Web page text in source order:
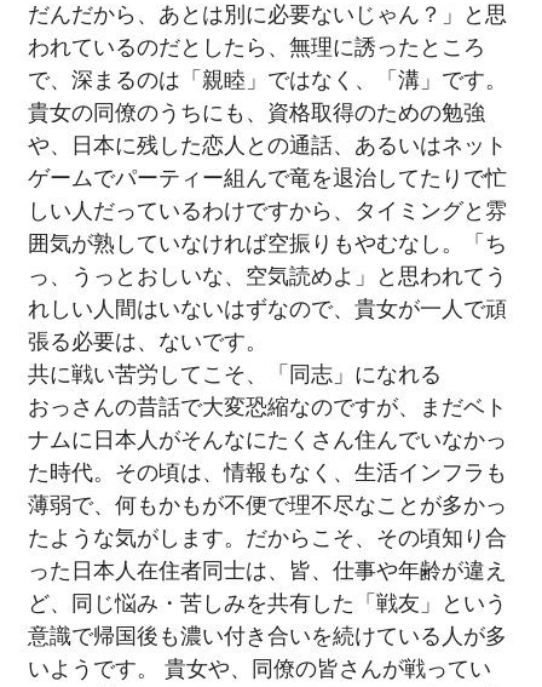
だんだから、あとは別に必要ないじゃん？」と思
われているのだとしたら、無理に誘ったところ
で、深まるのは「親睦」ではなく、「溝」です。
貴女の同僚のうちにも、資格取得のための勉強
や、日本に残した恋人との通話、あるいはネット
ゲームでパーティー組んで竜を退治してたりで忙
しい人だっているわけですから、タイミングと雰
囲気が熟していなければ空振りもやむなし。「ち
っ、うっとおしいな、空気読めよ」と思われてう
れしい人間はいないはずなので、貴女が一人で頑
張る必要は、ないです。
共に戦い苦労してこそ、「同志」になれる
おっさんの昔話で大変恐縮なのですが、まだベト
ナムに日本人がそんなにたくさん住んでいなかっ
た時代。その頃は、情報もなく、生活インフラも
薄弱で、何もかもが不便で理不尽なことが多かっ
たような気がします。だからこそ、その頃知り合
った日本人在住者同士は、皆、仕事や年齢が違え
ど、同じ悩み・苦しみを共有した「戦友」という
意識で帰国後も濃い付き合いを続けている人が多
いようです。 貴女や、同僚の皆さんが戦ってい